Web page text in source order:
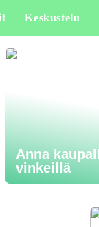
Keskustelu
Anna
vinkeillä